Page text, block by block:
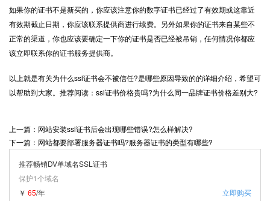
如果你的证书不是新买的，你应该注意你的数字证书已经过了有效期或这靠近
有效期截止日期，你应该联系提供商进行续费。另外如果你的证书来自某些不
正常的渠道，你也应该要确定一下你的证书是否已经被吊销，任何情况你都应
该立即联系你的证书服务提供商。
以上就是有关为什么ssl证书会不被信任?是哪些原因导致的的详细介绍，希望可
以帮助到大家。推荐阅读：ssl证书价格贵吗?为什么同一品牌证书价格差别大?
上一篇：网站安装ssl证书后会出现哪些错误?怎么样解决?
下一篇：网站都要部署服务器证书吗?服务器证书的类型有哪些?
推荐畅销DV单域名SSL证书
保护1个域名
立即购买
￥ 65/年